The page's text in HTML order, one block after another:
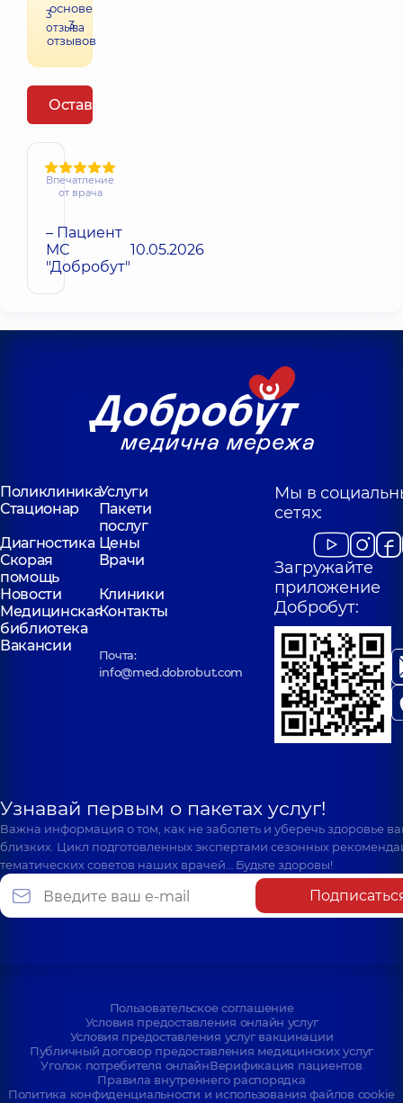
3
отзыва
основе
3
отзывов
Оставить отзыв
Впечатление
от врача
– Пациент
МС
"Добробут"
10.05.2026
ПоликлиникаУслуги
Стационар
Пакети
послуг
Диагностика Цены
Скорая
помощь
Врачи
Новости
Клиники
Медицинская
библиотека
Контакты
Вакансии
Почта:
info@med.dobrobut.com
Мы в
сетях:
Загружайте
приложение
Добробут:
Узнавай первым о пакетах услуг!
Важна информация о том, как не заболеть и уберечь здоровье
близких. Цикл подготовленных экспертами сезонных
тематических советов наших врачей… Будьте здоровы!
Пользовательское соглашение
Условия предоставления онлайн услуг
Условия предоставления услуг вакцинации
Публичный договор предоставления медицинских услуг
Уголок потребителя онлайнВерификация пациентов
Правила внутреннего распорядка
Политика конфиденциальности и использования файлов cookie